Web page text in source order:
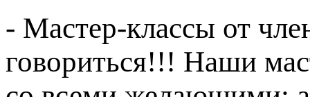
- Мастер-классы от
говориться!!! Наши